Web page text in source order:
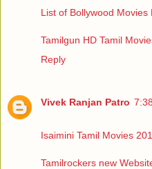
List of Bollywood
Tamilgun HD Tamil
Reply
Vivek Ranjan Patro
Isaimini Tamil Movies
Tamilrockers new